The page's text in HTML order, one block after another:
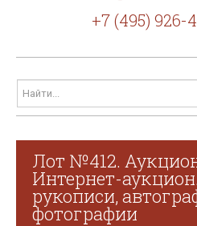
+7 (495) 926-
Лот №412.
Интернет-
рукописи,
фотографии